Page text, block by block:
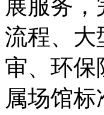
展服务
流程、大
审、环保
属场馆